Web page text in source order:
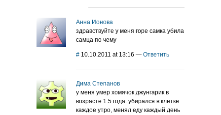
Анна Ионова
здравствуйте у меня горе самка убила
самца по чему
# 10.10.2011 at 13:16 — Ответить
Дима Степанов
у меня умер хомячок джунгарик в
возрасте 1.5 года. убирался в клетке
каждое утро, менял еду каждый день